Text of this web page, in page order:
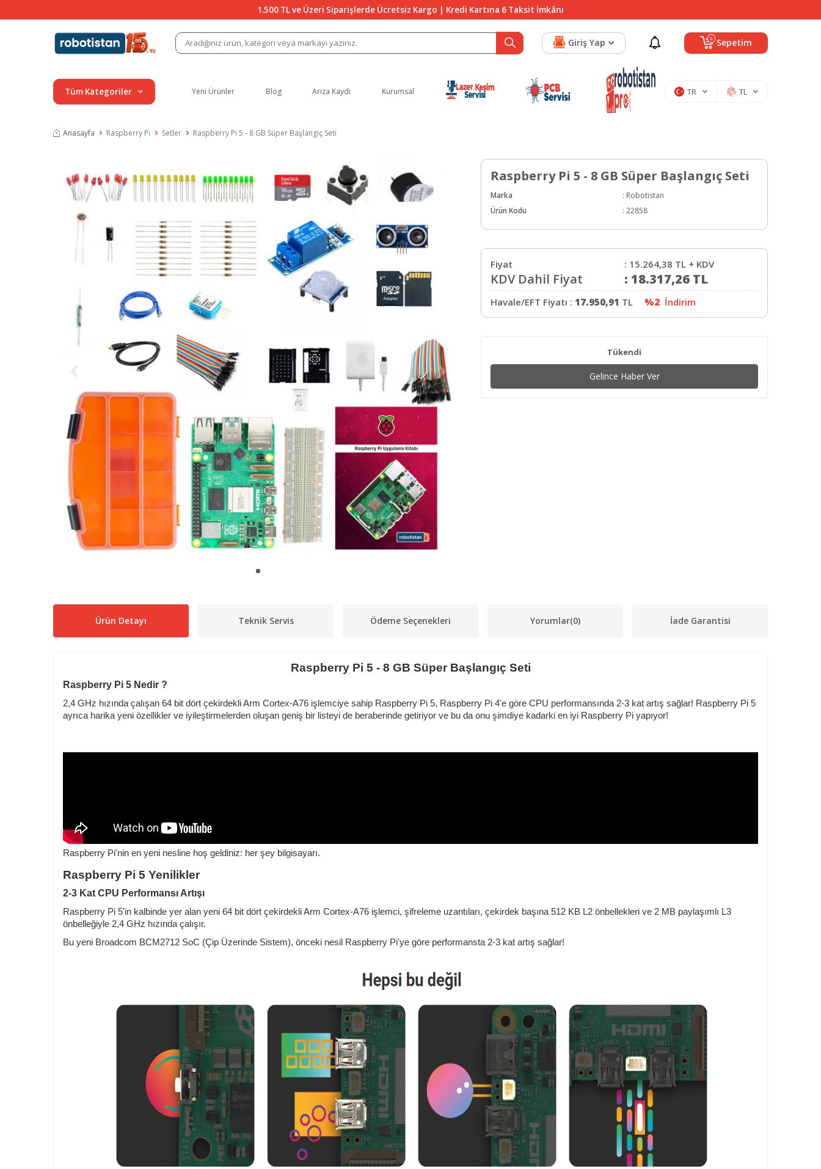
1.500 TL ve Üzeri Siparişlerde Ücretsiz Kargo | Kredi Kartına 6 Taksit İmkânı
0 Sepetim
Giriş Yap
Tüm Kategoriler Yeni Ürünler Blog Arıza Kaydı Kurumsal TR TL
Anasayfa Raspberry Pi Setler Raspberry Pi 5 - 8 GB Süper Başlangıç Seti
Raspberry Pi 5 - 8 GB Süper Başlangıç Seti
Marka : Robotistan
Ürün Kodu
: 22858
Fiyat : 15.264,38 TL + KDV
KDV Dahil Fiyat : 18.317,26 TL
Havale/EFT Fiyatı : 17.950,91 TL %2 İndirim
Tükendi
Gelince Haber Ver
Ürün Detayı Teknik Servis Ödeme Seçenekleri Yorumlar(0) İade Garantisi
Raspberry Pi 5 - 8 GB Süper Başlangıç Seti
Raspberry Pi 5 Nedir ?
2,4 GHz hızında çalışan 64 bit dört çekirdekli Arm Cortex-A76 işlemciye sahip Raspberry Pi 5, Raspberry Pi 4'e göre CPU performansında 2-3 kat artış sağlar! Raspberry Pi 5
ayrıca harika yeni özellikler ve iyileştirmelerden oluşan geniş bir listeyi de beraberinde getiriyor ve bu da onu şimdiye kadarki en iyi Raspberry Pi yapıyor!
Raspberry Pi'nin en yeni nesline hoş geldiniz: her şey bilgisayarı.
Raspberry Pi 5 Yenilikler
2-3 Kat CPU Performansı Artışı
Raspberry Pi 5'in kalbinde yer alan yeni 64 bit dört çekirdekli Arm Cortex-A76 işlemci, şifreleme uzantıları, çekirdek başına 512 KB L2 önbellekleri ve 2 MB paylaşımlı L3
önbelleğiyle 2,4 GHz hızında çalışır.
Bu yeni Broadcom BCM2712 SoC (Çip Üzerinde Sistem), önceki nesil Raspberry Pi'ye göre performansta 2-3 kat artış sağlar!